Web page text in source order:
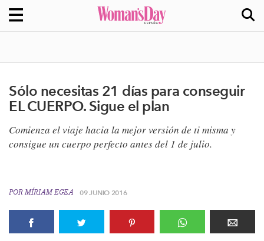
Sólo necesitas 21 días para conseguir
EL CUERPO. Sigue el plan
Comienza el viaje hacia la mejor versión de ti misma y
consigue un cuerpo perfecto antes del 1 de julio.
POR MÍRIAM EGEA 09 JUNIO 2016